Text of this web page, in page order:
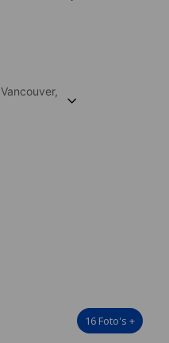
Vancouver,
16 Foto's +